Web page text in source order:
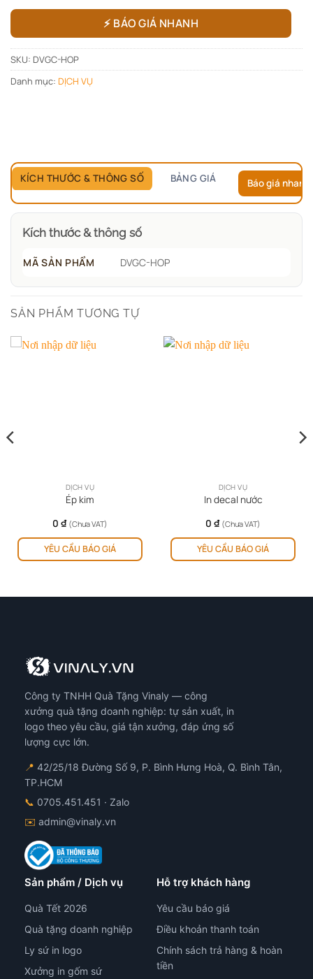
⚡ BÁO GIÁ NHANH
SKU: DVGC-HOP
Danh mục: DỊCH VỤ
KÍCH THƯỚC & THÔNG SỐ BẢNG GIÁ Báo giá
Kích thước & thông số
MÃ SẢN PHẨM DVGC-HOP
SẢN PHẨM TƯƠNG TỰ
DỊCH VỤ
Ép kim
0 ₫ (Chưa VAT)
YÊU CẦU BÁO GIÁ
DỊCH VỤ
In decal nước
0 ₫ (Chưa VAT)
YÊU CẦU BÁO GIÁ
Công ty TNHH Quà Tặng Vinaly — công
xưởng quà tặng doanh nghiệp: tự sản xuất, in
logo theo yêu cầu, giá tận xưởng, đáp ứng số
lượng cực lớn.
📍 42/25/18 Đường Số 9, P. Bình Hưng Hoà, Q. Bình Tân,
TP.HCM
📞 0705.451.451 · Zalo
✉️ admin@vinaly.vn
Sản phẩm / Dịch vụ
Quà Tết 2026
Quà tặng doanh nghiệp
Ly sứ in logo
Xưởng in gốm sứ
Hỗ trợ khách hàng
Yêu cầu báo giá
Điều khoản thanh toán
Chính sách trả hàng & hoàn
tiền